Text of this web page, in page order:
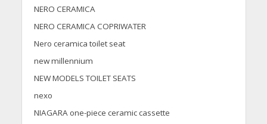
NERO CERAMICA
NERO CERAMICA COPRIWATER
Nero ceramica toilet seat
new millennium
NEW MODELS TOILET SEATS
nexo
NIAGARA one-piece ceramic cassette